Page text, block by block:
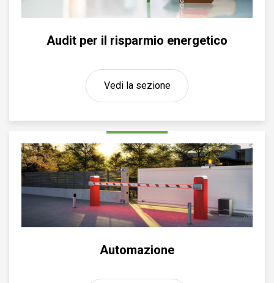
Audit per il risparmio energetico
Vedi la sezione
Automazione